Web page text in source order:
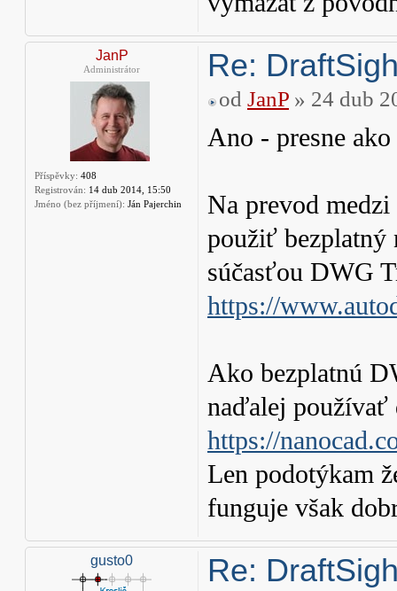
JanP
Administrátor
Příspěvky: 408
Registrován: 14 dub 2014, 15:50
Jméno (bez příjmení): Ján Pajerchin
Re:
od JanP » 24 dub
Ano - presne ako
Na prevod
použiť bezplatný
súčasťou DWG
https://
Ako bezplatnú
naďalej používať
https://
Len podotýkam
funguje však
gusto0 Re: